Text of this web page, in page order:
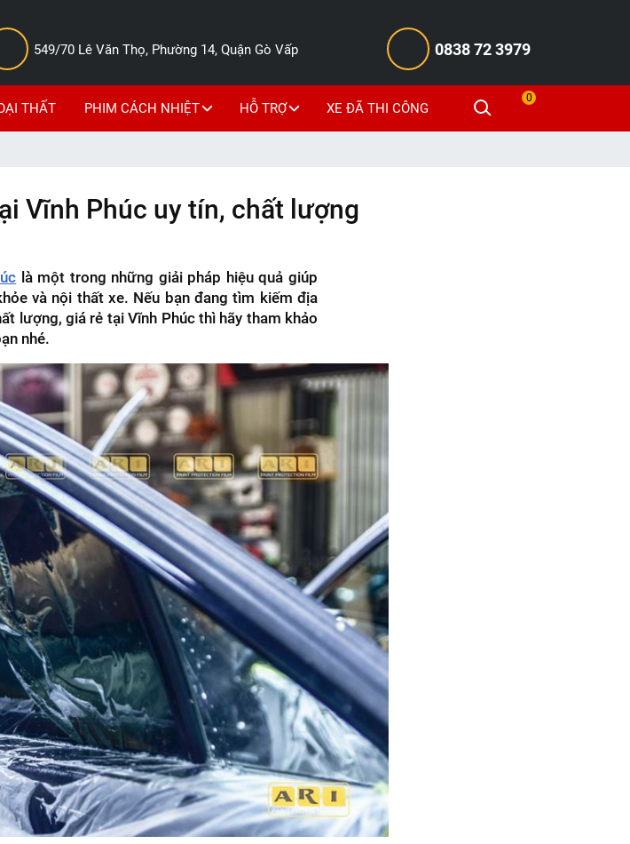
549/70 Lê Văn Thọ, Phường 14, Quận Gò Vấp 0838 72 3979
THẤT PHIM CÁCH NHIỆT HỖ TRỢ XE ĐÃ THI CÔNG
0
Vĩnh Phúc uy tín, chất lượng
là một trong những giải pháp hiệu quả giúp
và nội thất xe. Nếu bạn đang tìm kiếm địa
lượng, giá rẻ tại Vĩnh Phúc thì hãy tham khảo
nhé.